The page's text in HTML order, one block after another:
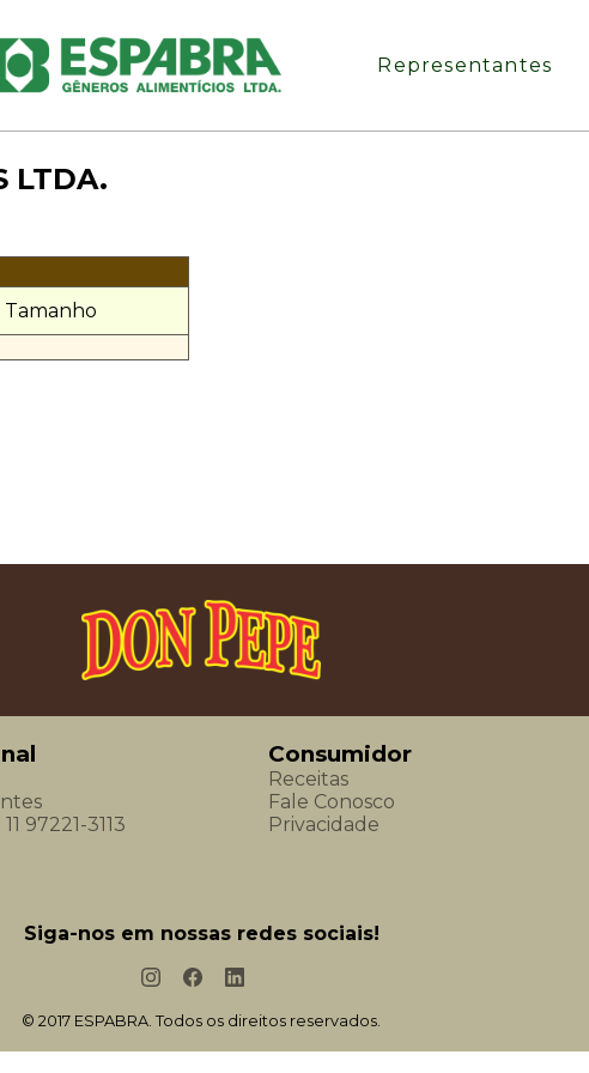
Representantes
LTDA.
Tamanho
97221-3113
Consumidor
Receitas
Fale Conosco
Privacidade
Siga-nos em nossas redes sociais!
© 2017 ESPABRA. Todos os direitos reservados.